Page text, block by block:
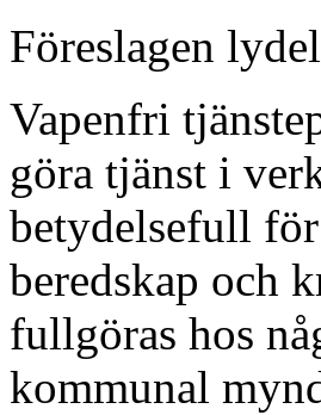
Föreslagen
Vapenfri
göra tjänst i
betydelsefull
beredskap och
fullgöras hos
kommunal